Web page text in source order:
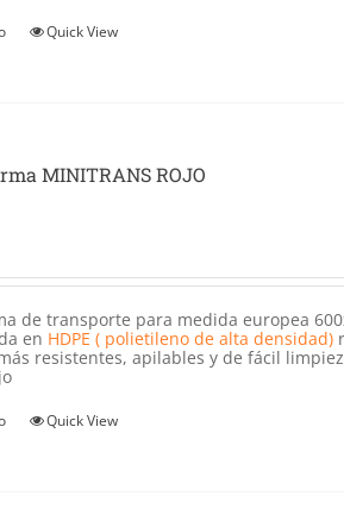
Quick View
MINITRANS ROJO
de transporte para medida europea
en HDPE ( polietileno de alta densidad)
resistentes, apilables y de fácil
Quick View